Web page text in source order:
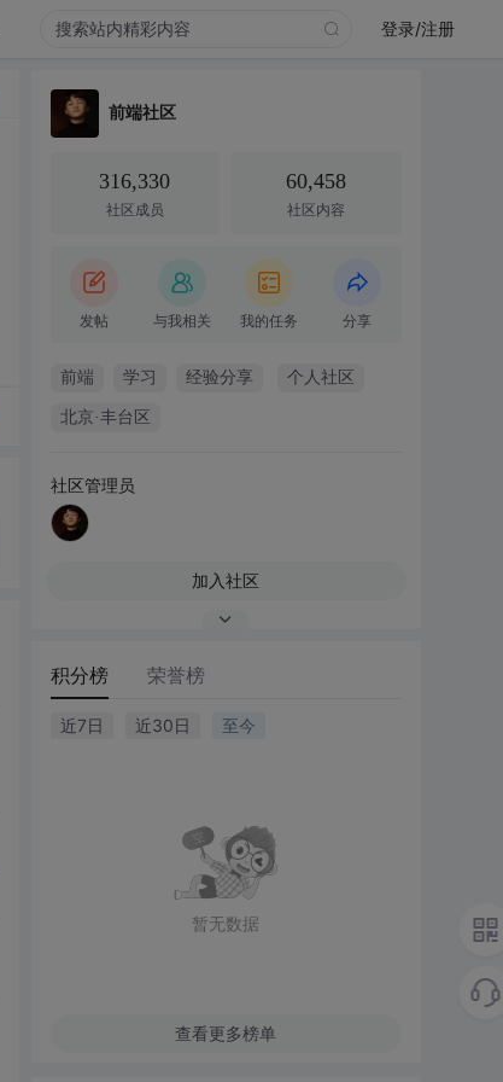
登录/注册
前端社区
316,330
社区成员
60,458
社区内容
发帖 与我相关 我的任务 分享
前端 学习 经验分享 个人社区
北京·丰台区
社区管理员
加入社区
积分榜 荣誉榜
近7日 近30日 至今
暂无数据
查看更多榜单